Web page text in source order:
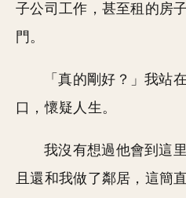
子公司工作，甚至租的房
門。
「真的剛好？」我站
口，懷疑人生。
我沒有想過他會到這
且還和我做了鄰居，這簡